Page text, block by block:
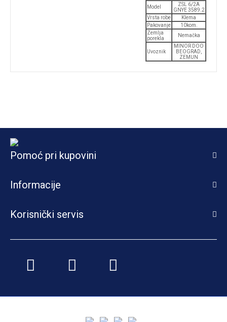
Model
ZSL 6/2A
GNYE 3589.2
Vrsta robe
Klema
Pakovanje
10kom.
Zemlja
porekla
Nemačka
Uvoznik
MINOR DOO
BEOGRAD,
ZEMUN
Pomoć pri kupovini
Informacije
Korisnički servis